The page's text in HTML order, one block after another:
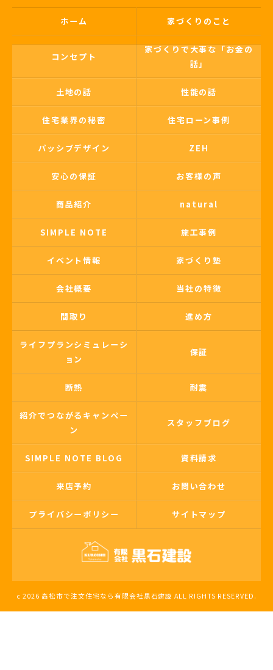
ホーム 家づくりのこと
コンセプト
家づくりで大事な「お金の
話」
土地の話 性能の話
住宅業界の秘密 住宅ローン事例
パッシブデザイン ZEH
安心の保証 お客様の声
商品紹介 natural
SIMPLE NOTE 施工事例
イベント情報 家づくり塾
会社概要 当社の特徴
間取り 進め方
ライフプランシミュレーシ
ョン
保証
断熱 耐震
紹介でつながるキャンペー
ン
スタッフブログ
SIMPLE NOTE BLOG 資料請求
来店予約 お問い合わせ
プライバシーポリシー サイトマップ
c 2026 高松市で注文住宅なら有限会社黒石建設 ALL RIGHTS RESERVED.